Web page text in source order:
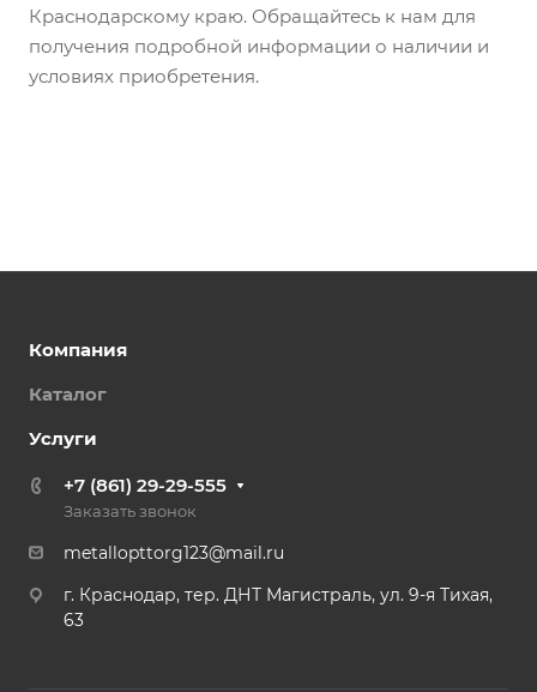
Краснодарскому краю. Обращайтесь к нам для
получения подробной информации о наличии и
условиях приобретения.
Компания
Каталог
Услуги
+7 (861) 29-29-555
Заказать звонок
metallopttorg123@mail.ru
г. Краснодар, тер. ДНТ Магистраль, ул. 9-я Тихая,
63